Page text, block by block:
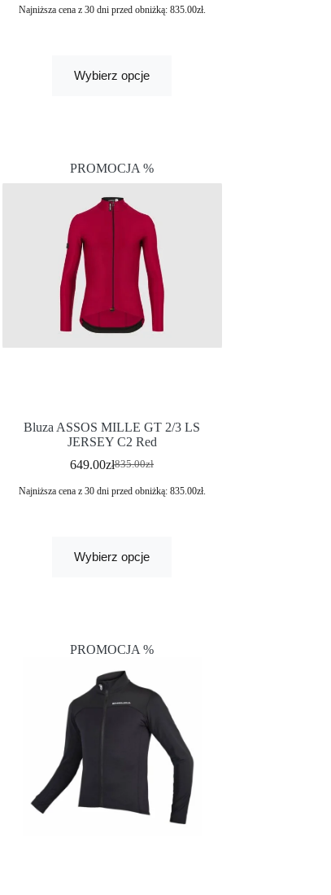
Najniższa cena z 30 dni przed obniżką: 835.00zł.
Wybierz opcje
PROMOCJA %
Bluza ASSOS MILLE GT 2/3 LS
JERSEY C2 Red
835.00zł
649.00zł
Najniższa cena z 30 dni przed obniżką: 835.00zł.
Wybierz opcje
PROMOCJA %